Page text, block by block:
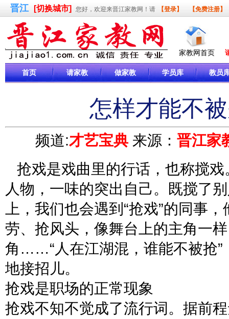
晋江 [切换城市] 您好，欢迎来晋江家教网！请 【登录】 【免费注册】
家教网首页
首页 请家教 做家教 学员库 教员
怎样才能不
频道:才艺宝典来源： 晋江家
抢戏是戏曲里的行话，也称搅
人物，一味的突出自己。既搅了
上，我们也会遇到“抢戏”的同事
劳、抢风头，像舞台上的主角一
角……“人在江湖混，谁能不被抢”
地接招儿。
抢戏是职场的正常现象
抢戏不知不觉成了流行词。据前